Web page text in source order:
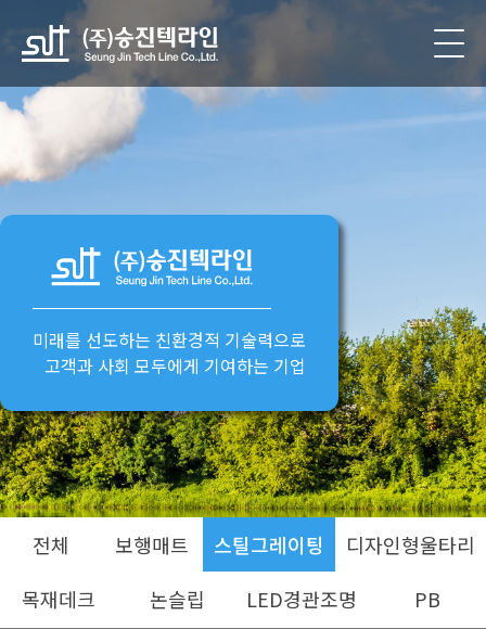
미래를 선도하는 친환경적 기술력으로
고객과 사회 모두에게 기여하는 기업
전체 보행매트 스틸그레이팅
디자인형울타리
목재데크
논슬립 LED경관조명 PB